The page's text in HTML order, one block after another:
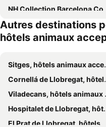
NH Collection Barcelona Constanza
Silken Sant Gervasi
NH Barcelona Eixample
Hotel Indigo Barcelona Plaza Espana By Ihg
Catalonia Sagrada Familia
ibis Barcelona Plaza Glories 22
Barcelo Raval
Autres destinations
hôtels animaux
Sitges, hôtels animaux acceptés
Cornellá de Llobregat, hôtels animaux acceptés
Viladecans, hôtels animaux acceptés
Hospitalet de Llobregat, hôtels animaux acceptés
El Prat de Llobregat, hôtels animaux acceptés